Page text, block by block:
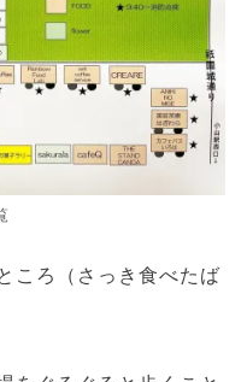
ころ（さっき食べたば